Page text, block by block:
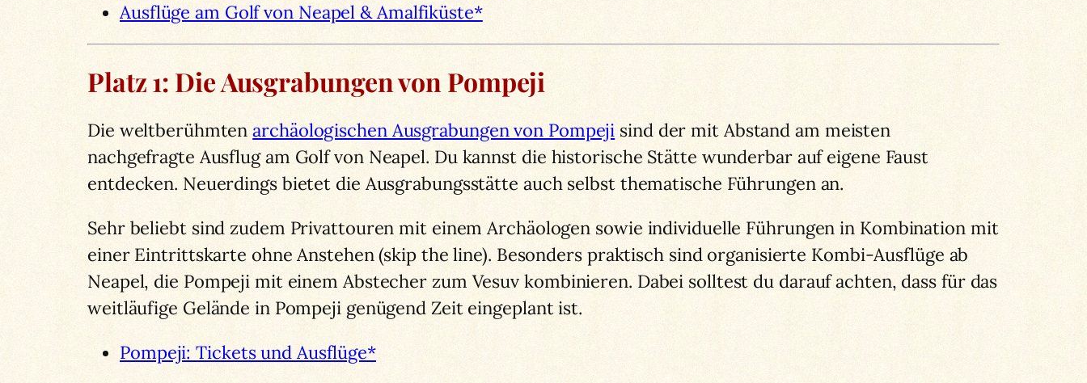
Ausflüge am Golf von Neapel & Amalfiküste*
Platz 1: Die Ausgrabungen von Pompeji
Die weltberühmtenarchäologischen Ausgrabungen von Pompeji sind der mit Abstand am meisten
nachgefragte Ausflug am Golf von Neapel. Du kannst die historische Stätte wunderbar auf eigene Faust
entdecken. Neuerdings bietet die Ausgrabungsstätte auch selbst thematische Führungen an.
Sehr beliebt sind zudem Privattouren mit einem Archäologen sowie individuelle Führungen in Kombination mit
einer Eintrittskarte ohne Anstehen (skip the line). Besonders praktisch sind organisierte Kombi-Ausflüge ab
Neapel, die Pompeji mit einem Abstecher zum Vesuv kombinieren. Dabei solltest du darauf achten, dass für das
weitläufige Gelände in Pompeji genügend Zeit eingeplant ist.
Pompeji: Tickets und Ausflüge*